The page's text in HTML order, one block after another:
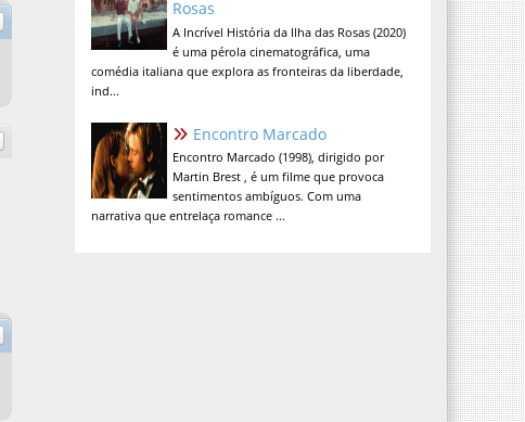
Rosas
A Incrível História da Ilha das Rosas (2020)
é uma pérola cinematográfica, uma
comédia italiana que explora as fronteiras da liberdade,
ind...
Encontro Marcado
Encontro Marcado (1998), dirigido por
Martin Brest , é um filme que provoca
sentimentos ambíguos. Com uma
narrativa que entrelaça romance ...